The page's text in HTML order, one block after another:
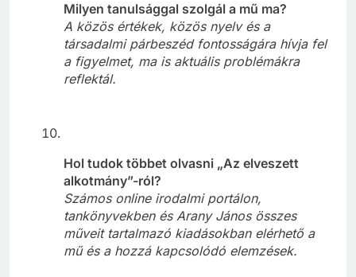
Milyen tanulsággal szolgál a mű ma?
A közös értékek, közös nyelv és a
társadalmi párbeszéd fontosságára hívja fel
a figyelmet, ma is aktuális problémákra
reflektál.
Hol tudok többet olvasni „Az elveszett
alkotmány”-ról?
Számos online irodalmi portálon,
tankönyvekben és Arany János összes
műveit tartalmazó kiadásokban elérhető a
mű és a hozzá kapcsolódó elemzések.